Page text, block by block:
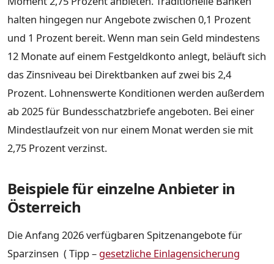
halten hingegen nur Angebote zwischen 0,1 Prozent
und 1 Prozent bereit. Wenn man sein Geld mindestens
12 Monate auf einem Festgeldkonto anlegt, beläuft sich
das Zinsniveau bei Direktbanken auf zwei bis 2,4
Prozent. Lohnenswerte Konditionen werden außerdem
ab 2025 für Bundesschatzbriefe angeboten. Bei einer
Mindestlaufzeit von nur einem Monat werden sie mit
2,75 Prozent verzinst.
Beispiele für einzelne Anbieter in
Österreich
Die Anfang 2026 verfügbaren Spitzenangebote für
Sparzinsen ( Tipp – gesetzliche Einlagensicherung